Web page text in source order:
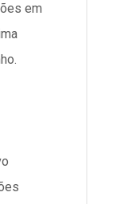
em